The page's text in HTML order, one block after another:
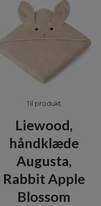
Til produkt
Liewood,
håndklæde
Augusta,
Rabbit Apple
Blossom